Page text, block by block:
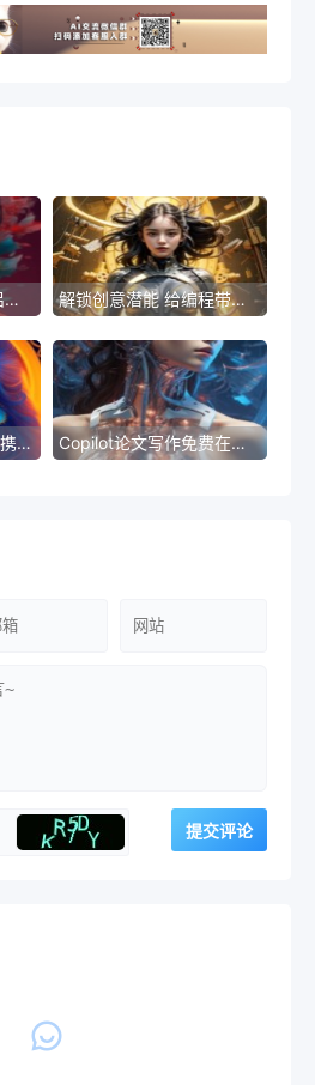
微软Copilot：代码伴侣，智能编程新助手 解锁创意潜能 给编程带来新体验
无人机航拍：多功能便携相机 – 打破视角的限制 Copilot论文写作免费在线-基于语言模型的自动写作软件Copilot：开启程序化写作新时代